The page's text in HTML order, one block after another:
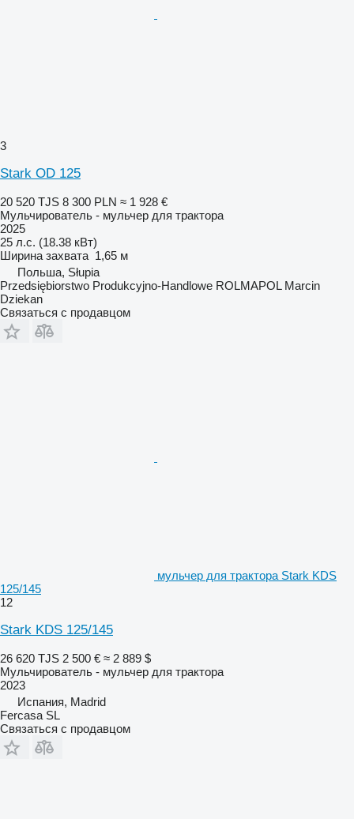
3
Stark OD 125
20 520 TJS 8 300 PLN ≈ 1 928 €
Мульчирователь - мульчер для трактора
2025
25 л.с. (18.38 кВт)
Ширина захвата 1,65 м
Польша, Słupia
Przedsiębiorstwo Produkcyjno-Handlowe ROLMAPOL Marcin
Dziekan
Связаться с продавцом
мульчер для трактора Stark KDS
125/145
12
Stark KDS 125/145
26 620 TJS 2 500 € ≈ 2 889 $
Мульчирователь - мульчер для трактора
2023
Испания, Madrid
Fercasa SL
Связаться с продавцом